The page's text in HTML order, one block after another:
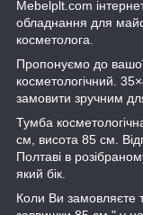
Mebelplt.com
обладнання для
косметолога.
Пропонуємо до
косметологічний.
замовити зручним
Тумба
см, висота 85 см.
Полтаві в
який бік.
Коли Ви замовляєте